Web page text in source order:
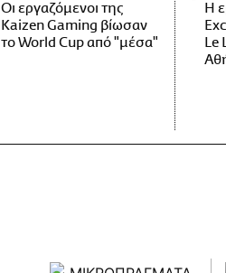
Οι εργαζόμενοι της
Kaizen Gaming βίωσαν
το World Cup από "μέσα"
Η
Le